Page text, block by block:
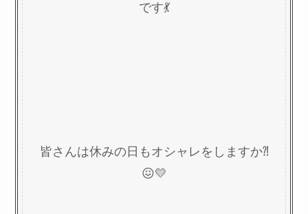
です💃
皆さんは休みの日もオシャレをしますか⁈
😖💛